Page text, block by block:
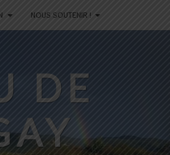
NOUS SOUTENIR !
DE